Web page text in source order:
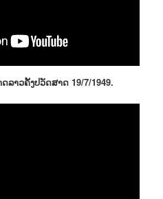
າວຄັ້ງປວັດສາດ 19/7/1949.